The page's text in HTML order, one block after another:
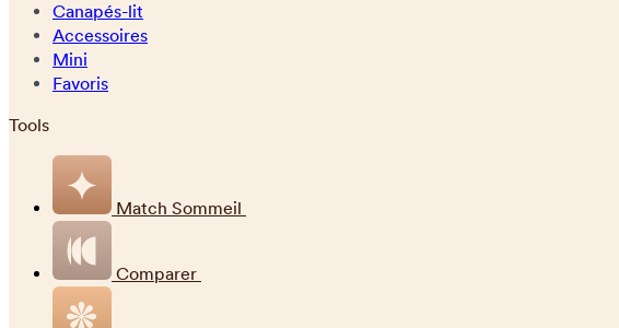
Canapés-lit
Accessoires
Mini
Favoris
Tools
Match Sommeil
Comparer